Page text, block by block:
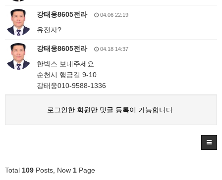
강태웅8605전라 04.06 22:19
유전자?
강태웅8605전라 04.18 14:37
한박스 보내주세요.
순천시 행금길 9-10
강태웅010-9588-1336
로그인한 회원만 댓글 등록이 가능합니다.
Total 109 Posts, Now 1 Page